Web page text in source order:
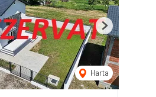
Harta
Next